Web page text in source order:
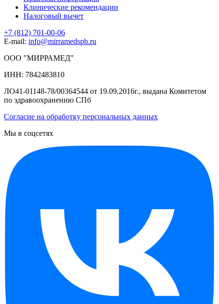
Клинические рекомендации
Налоговый вычет
+7 (812) 701-00-06
E-mail: info@mirramedspb.ru
ООО "МИРРАМЕД"
ИНН: 7842483810
ЛО41-01148-78/00364544 от 19.09.2016г., выдана Комитетом
по здравоохранению СПб
Согласие на обработку персональных данных
Мы в соцсетях